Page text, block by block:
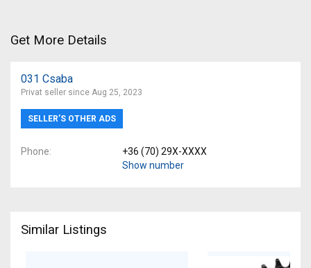
Get More Details
031 Csaba
Privat seller since Aug 25, 2023
SELLER’S OTHER ADS
Phone
+36 (70) 29X-XXXX
Show number
Similar Listings